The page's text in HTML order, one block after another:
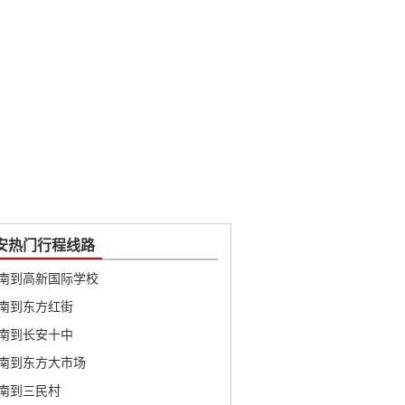
热门行程线路
到高新国际学校
到东方红街
到长安十中
到东方大市场
到三民村